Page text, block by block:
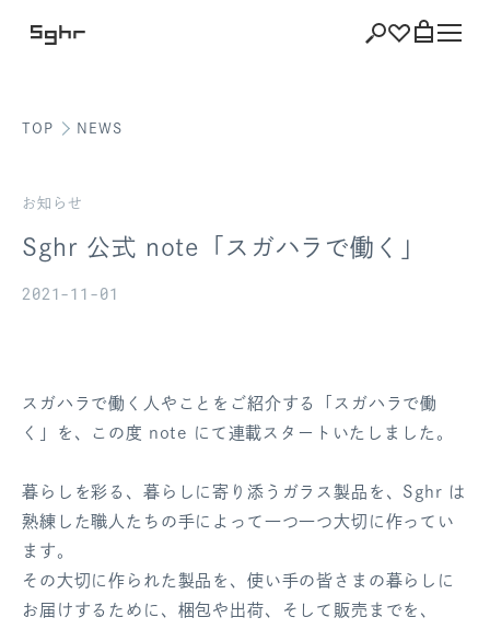
ショッピング
ポイント
ログアウト
TOP NEWS
お知らせ
Sghr 公式 note「スガハラで働く」
2021-11-01
スガハラで働く人やことをご紹介する「スガハラで働
く」を、この度 note にて連載スタートいたしました。
暮らしを彩る、暮らしに寄り添うガラス製品を、Sghr は
熟練した職人たちの手によって一つ一つ大切に作ってい
ます。
その大切に作られた製品を、使い手の皆さまの暮らしに
お届けするために、梱包や出荷、そして販売までを、